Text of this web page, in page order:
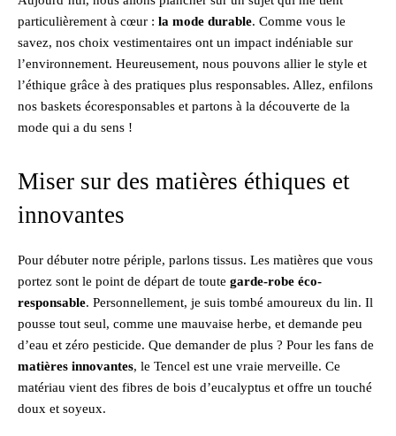
particulièrement à cœur : la mode durable. Comme vous le
savez, nos choix vestimentaires ont un impact indéniable sur
l’environnement. Heureusement, nous pouvons allier le style et
l’éthique grâce à des pratiques plus responsables. Allez, enfilons
nos baskets écoresponsables et partons à la découverte de la
mode qui a du sens !
Miser sur des matières éthiques et
innovantes
Pour débuter notre périple, parlons tissus. Les matières que vous
portez sont le point de départ de toute garde-robe éco-
responsable. Personnellement, je suis tombé amoureux du lin. Il
pousse tout seul, comme une mauvaise herbe, et demande peu
d’eau et zéro pesticide. Que demander de plus ? Pour les fans de
matières innovantes, le Tencel est une vraie merveille. Ce
matériau vient des fibres de bois d’eucalyptus et offre un touché
doux et soyeux.